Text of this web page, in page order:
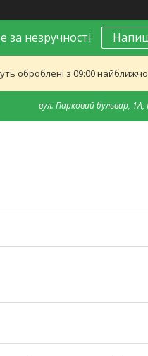
незручності
оброблені з 09:00
вул. Парковий бульвар, 1А,